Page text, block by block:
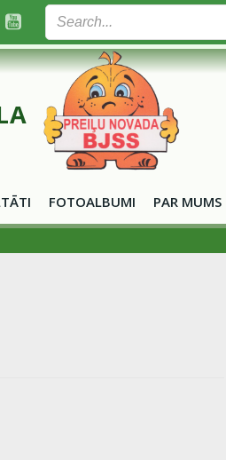
FOTOALBUMI PAR MUMS